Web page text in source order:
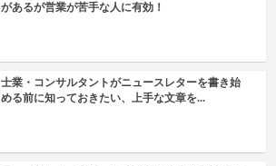
があるが営業が苦手な人に有効！
士業・コンサルタントがニュースレターを書き始
める前に知っておきたい、上手な文章を...